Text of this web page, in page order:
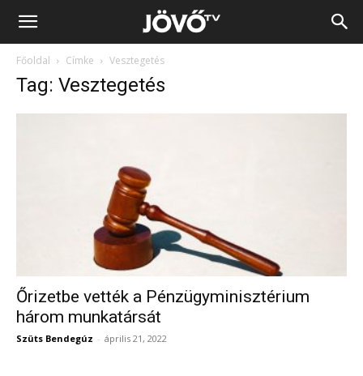
Jövő
Főoldal Címke Vesztegetés
Tag: Vesztegetés
Őrizetbe vették a Pénzügyminisztérium
három munkatársát
Szüts Bendegúz - április 21, 2022